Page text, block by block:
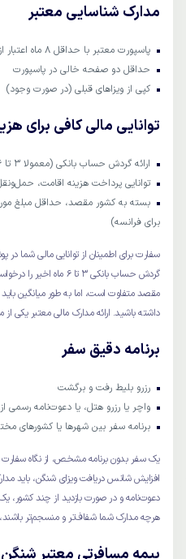
مدارک شناسایی معتبر
پاسپورت معتبر با حداقل ۸ ماه اعتبار از تاریخ بازگشت
حداقل دو صفحه خالی در پاسپورت
کپی از ویزاهای قبلی (در صورت وجود)
توانایی مالی کافی برای
ارائه گردش حساب بانکی (معمولا ۳ تا ۶ ماه گذشته)
توانایی پرداخت هزینه اقامت،
برای فرانسه)
سفارت برای اطمینان از توانایی مالی شما
گردش حساب بانکی ۳ تا ۶
داشته باشید. ارائه مدارک مالی معتبر یکی
برنامه دقیق سفر
رزرو بلیط رفت و برگشت
واچر یا رزرو هتل، یا دعوت‌نامه
برنامه سفر بین شهرها یا کشورهای
یک سفر بدون برنامه مشخص، از نگاه
افزایش شانس دریافت ویزای شنگن، باید
دعوت‌نامه و در صورت بازدید از چند کشور،
هرچه مدارک شما شفاف‌تر و منسجم‌تر باشند،
بیمه مسافرتی معتبر شنگن